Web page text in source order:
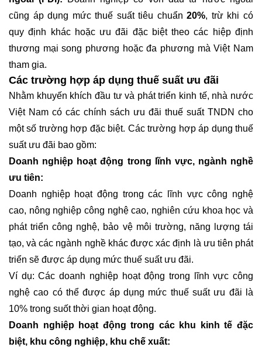
cũng áp dụng mức thuế suất tiêu chuẩn 20%, trừ khi có
quy định khác hoặc ưu đãi đặc biệt theo các hiệp định
thương mại song phương hoặc đa phương mà Việt Nam
tham gia.
Các trường hợp áp dụng thuế suất ưu đãi
Nhằm khuyến khích đầu tư và phát triển kinh tế, nhà nước
Việt Nam có các chính sách ưu đãi thuế suất TNDN cho
một số trường hợp đặc biệt. Các trường hợp áp dụng thuế
suất ưu đãi bao gồm:
Doanh nghiệp hoạt động trong lĩnh vực, ngành nghề
ưu tiên:
Doanh nghiệp hoạt động trong các lĩnh vực công nghệ
cao, nông nghiệp công nghệ cao, nghiên cứu khoa học và
phát triển công nghệ, bảo vệ môi trường, năng lượng tái
tạo, và các ngành nghề khác được xác định là ưu tiên phát
triển sẽ được áp dụng mức thuế suất ưu đãi.
Ví dụ: Các doanh nghiệp hoạt động trong lĩnh vực công
nghệ cao có thể được áp dụng mức thuế suất ưu đãi là
10% trong suốt thời gian hoạt động.
Doanh nghiệp hoạt động trong các khu kinh tế đặc
biệt, khu công nghiệp, khu chế xuất: